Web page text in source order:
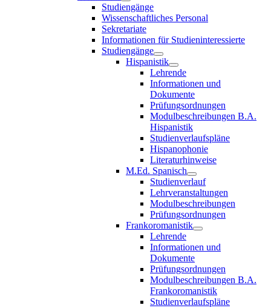
Studiengänge
Wissenschaftliches Personal
Sekretariate
Informationen für Studieninteressierte
Studiengänge
Hispanistik
Lehrende
Informationen und
Dokumente
Prüfungsordnungen
Modulbeschreibungen B.A.
Hispanistik
Studienverlaufspläne
Hispanophonie
Literaturhinweise
M.Ed. Spanisch
Studienverlauf
Lehrveranstaltungen
Modulbeschreibungen
Prüfungsordnungen
Frankoromanistik
Lehrende
Informationen und
Dokumente
Prüfungsordnungen
Modulbeschreibungen B.A.
Frankoromanistik
Studienverlaufspläne